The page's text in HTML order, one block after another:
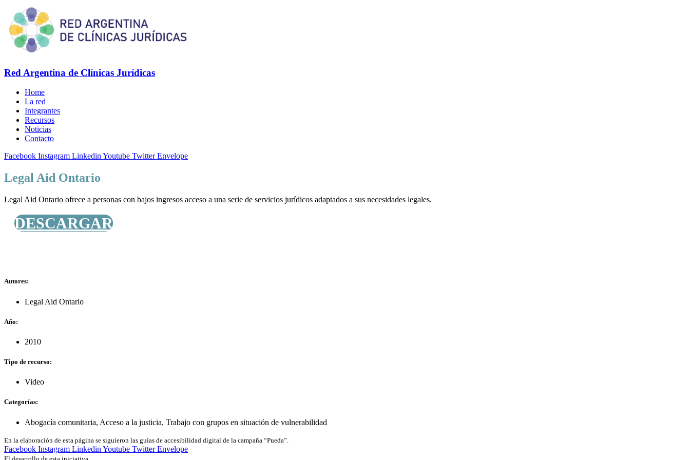
Red Argentina de Clínicas Jurídicas
Home
La red
Integrantes
Recursos
Noticias
Contacto
Facebook Instagram LinkedinYoutube Twitter Envelope
Legal Aid Ontario
Legal Aid Ontario ofrece a personas con bajos ingresos acceso a una serie de servicios jurídicos adaptados a sus necesidades legales.
DESCARGAR
Autores:
Legal Aid Ontario
Año:
2010
Tipo de recurso:
Video
Categorías:
Abogacía comunitaria, Acceso a la justicia, Trabajo con grupos en situación de vulnerabilidad
En la elaboración de esta página se siguieron las guías de accesibilidad digital de la campaña “Pueda”.
Facebook Instagram Linkedin Youtube Twitter Envelope